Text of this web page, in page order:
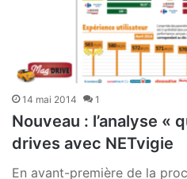
14 mai 2014 1
Nouveau : l’analyse «
drives avec NETvigie
En avant-première de la